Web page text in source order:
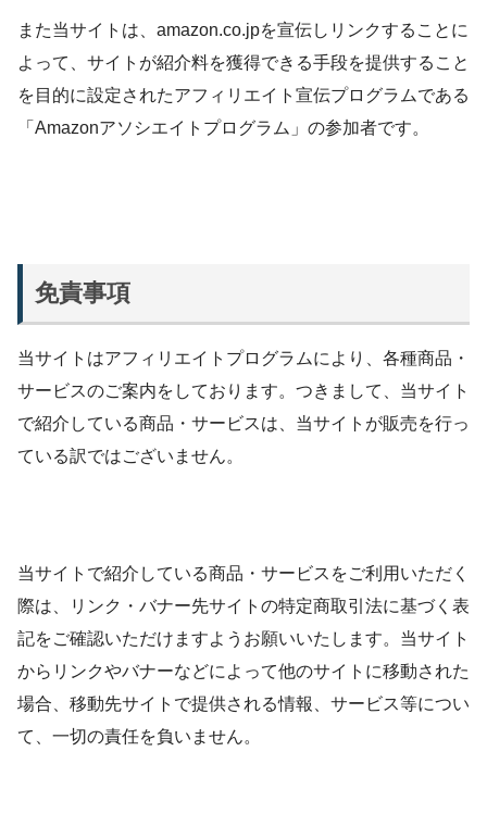
また当サイトは、amazon.co.jpを宣伝しリンクすることに
よって、サイトが紹介料を獲得できる手段を提供すること
を目的に設定されたアフィリエイト宣伝プログラムである
「Amazonアソシエイトプログラム」の参加者です。
免責事項
当サイトはアフィリエイトプログラムにより、各種商品・
サービスのご案内をしております。つきまして、当サイト
で紹介している商品・サービスは、当サイトが販売を行っ
ている訳ではございません。
当サイトで紹介している商品・サービスをご利用いただく
際は、リンク・バナー先サイトの特定商取引法に基づく表
記をご確認いただけますようお願いいたします。当サイト
からリンクやバナーなどによって他のサイトに移動された
場合、移動先サイトで提供される情報、サービス等につい
て、一切の責任を負いません。